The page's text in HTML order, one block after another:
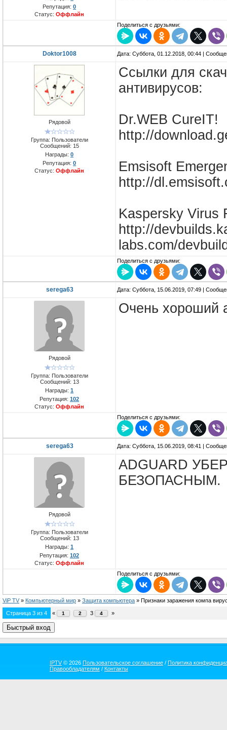
Репутация: 0
Статус: Оффлайн
Поделиться с друзьями:
Doktor1008 Дата: Суббота, 01.12.2018, 00:44 |
Рядовой
Группа: Пользователи
Сообщений: 15
Награды: 0
Репутация: 0
Статус: Оффлайн
Ссылки для
антивирусов:
Dr.WEB CureIT!
http://
Emsisoft
http://
Kaspersky Virus
http://
labs.com/
Поделиться с друзьями:
serega63 Дата: Суббота, 15.06.2019, 07:49 |
Рядовой
Группа: Пользователи
Сообщений: 13
Награды: 1
Репутация: 102
Статус: Оффлайн
Очень хороший
Поделиться с друзьями:
serega63 Дата: Суббота, 15.06.2019, 08:41 |
Рядовой
Группа: Пользователи
Сообщений: 13
Награды: 1
Репутация: 102
Статус: Оффлайн
ADGUARD
БЕЗОПАСНЫМ.
Поделиться с друзьями:
ViP TV » Компьютерный мир » Защита компьютера » Признаки заражения компа
Страница 3 из 4 « 1 2 3 4 »
IPTV© 2026 Пользовательское соглашение / Политика
Правообладателям / Контакты